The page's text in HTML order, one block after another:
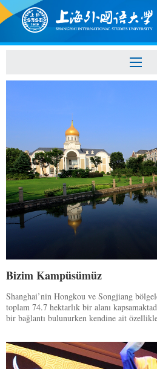
Bizim Kampüsümüz
Shanghai’nin Hongkou ve Songjiang
toplam 74.7 hektarlık bir alanı
bir bağlantı bulunurken kendine ait